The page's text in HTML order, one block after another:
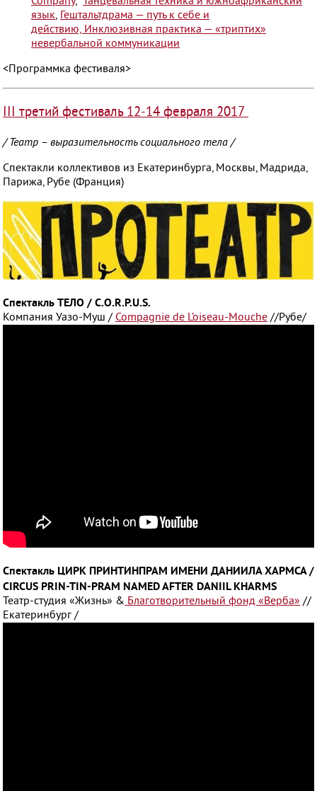
язык, Гештальтдрама — путь к себе и
действию,Инклюзивная практика — «триптих»
невербальной коммуникации
<Программка фестиваля>
III третий фестиваль 12-14 февраля 2017
/ Театр – выразительность социального тела /
Спектакли коллективов из Екатеринбурга, Москвы, Мадрида,
Парижа, Рубе (Франция)
Спектакль ТЕЛО / C.O.R.P.U.S.
Компания Уазо-Муш / Compagnie de L’oiseau-Mouche //Рубе/
Спектакль ЦИРК ПРИНТИНПРАМ ИМЕНИ ДАНИИЛА ХАРМСА /
CIRCUS PRIN-TIN-PRAM NAMED AFTER DANIIL KHARMS
Театр-студия «Жизнь» & Благотворительный фонд «Верба» //
Екатеринбург /